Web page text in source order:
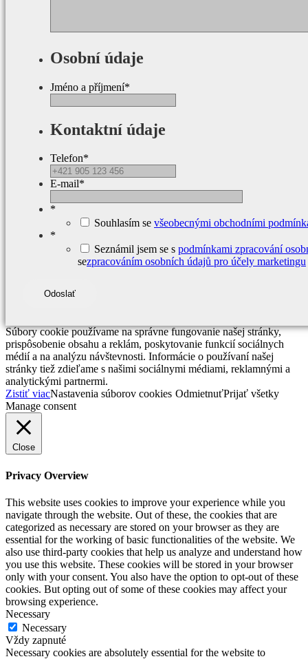
Osobní údaje
Jméno a příjmení*
Kontaktní údaje
Telefon*
E-mail*
*
Souhlasím se všeobecnými obchodními
*
Seznámil jsem se s podmínkami zpracování
sezpracováním osobních údajů pro účely marketingu
Súbory cookie používame na správne fungovanie našej stránky,
prispôsobenie obsahu a reklám, poskytovanie funkcií sociálnych
médií a na analýzu návštevnosti. Informácie o používaní našej
stránky tiež zdieľame s našimi sociálnymi médiami, reklamnými a
analytickými partnermi.
Zistiť viacNastavenia súborov cookies OdmietnuťPrijať všetky
Manage consent
Close
Privacy Overview
This website uses cookies to improve your experience while you
navigate through the website. Out of these, the cookies that are
categorized as necessary are stored on your browser as they are
essential for the working of basic functionalities of the website. We
also use third-party cookies that help us analyze and understand how
you use this website. These cookies will be stored in your browser
only with your consent. You also have the option to opt-out of these
cookies. But opting out of some of these cookies may affect your
browsing experience.
Necessary
Necessary
Vždy zapnuté
Necessary cookies are absolutely essential for the website to